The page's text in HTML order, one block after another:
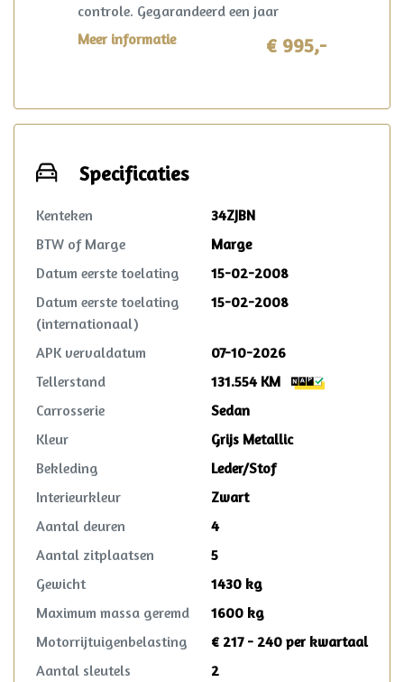
controle. Gegarandeerd een jaar
onderhoudsvrij rijden. Ook krijg je 6
maanden AutoHuis24 garantie op deze
volgens de heldere voorwaarden, waar
overleg zelfs plaatsvinden bij de lokale
garage!
Meer informatie € 995,-
Specificaties
Kenteken
34ZJBN
BTW of Marge
Marge
Datum eerste toelating
15-02-2008
Datum eerste toelating
(internationaal)
15-02-2008
APK vervaldatum
07-10-2026
Tellerstand
131.554 KM
Carrosserie
Sedan
Kleur
Grijs Metallic
Bekleding
Leder/Stof
Interieurkleur
Zwart
Aantal deuren
4
Aantal zitplaatsen
5
Gewicht
1430 kg
Maximum massa geremd
1600 kg
Motorrijtuigenbelasting
€ 217 - 240 per kwartaal
Aantal sleutels
2